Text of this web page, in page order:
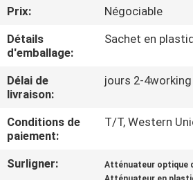
CONTRÔLE
DE
QUALITÉ
CONTACTEZ-
NOUS
Prix:
Négociable
Détails
d'emballage:
Sachet en
Délai de
livraison:
jours 2-4working
Conditions de
paiement:
T/T, Western
Surligner: Atténuateur optique